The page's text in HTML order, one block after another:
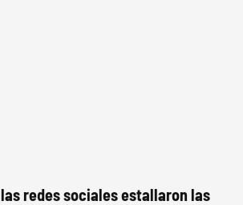
las redes sociales estallaron las